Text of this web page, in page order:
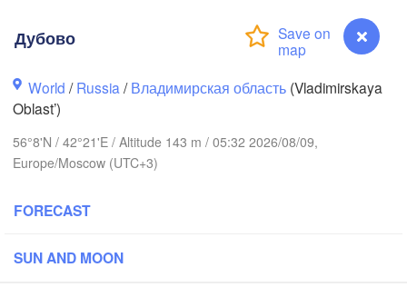
Дубово
World /Russia /Владимирская область (Vladimirskaya
Oblast’)
56°8'N / 42°21'E / Altitude 143 m / 05:32 2026/08/09,
Europe/Moscow (UTC+3)
FORECAST
SUN AND MOON
Ярославль
Вологда
(Vologda)